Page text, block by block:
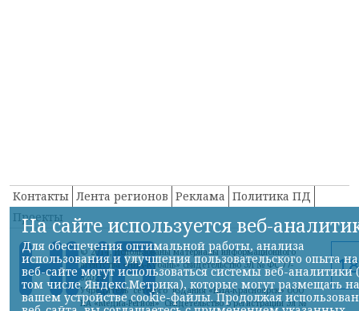
Контакты Лента регионов Реклама Политика ПД
Проекты
© 2014, Использованы материалы информационного
агентства «НИА-Кубань» свидетельство ЭЛ № ФС 77-
52023
Учредитель сетевого издания «НИА-Красноярск» ООО
ИА «Медиа-Регион» Свидетельство о регистрации Эл №
На сайте используется веб-
Для обеспечения оптимальной работы, анализа
использования и улучшения пользовательского опыта на
веб-сайте могут использоваться системы веб-аналитики
том числе Яндекс.Метрика), которые могут размещать на
вашем устройстве cookie-файлы. Продолжая